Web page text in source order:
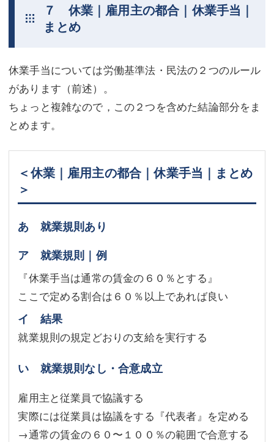
７ 休業｜雇用主の都合｜休業手当｜
まとめ
休業手当については労働基準法・民法の２つのルール
があります（前述）。
ちょっと複雑なので，この２つを含めた結論部分をま
とめます。
＜休業｜雇用主の都合｜休業手当｜まとめ
＞
あ 就業規則あり
ア 就業規則｜例
『休業手当は通常の賃金の６０％とする』
ここで定める割合は６０％以上であれば良い
イ 結果
就業規則の規定どおりの支給を実行する
い 就業規則なし・合意成立
雇用主と従業員で協議する
実際には従業員は協議をする『代表者』を定める
→通常の賃金の６０〜１００％の範囲で合意する